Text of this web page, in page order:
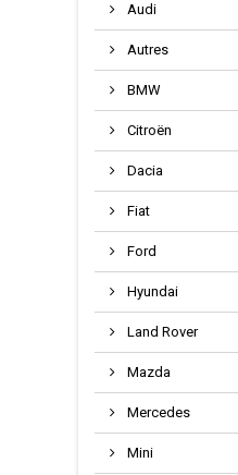
Audi
Autres
BMW
Citroën
Dacia
Fiat
Ford
Hyundai
Land Rover
Mazda
Mercedes
Mini